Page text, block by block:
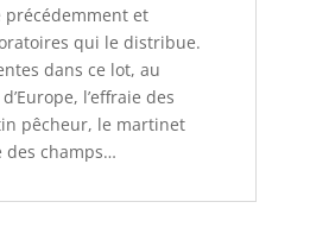
et
qui le distribue.
dans ce lot, au
l’effraie des
pêcheur, le martinet
des champs…